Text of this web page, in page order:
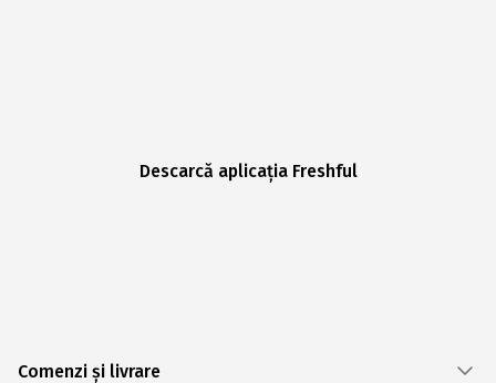
Descarcă aplicația Freshful
Comenzi și livrare